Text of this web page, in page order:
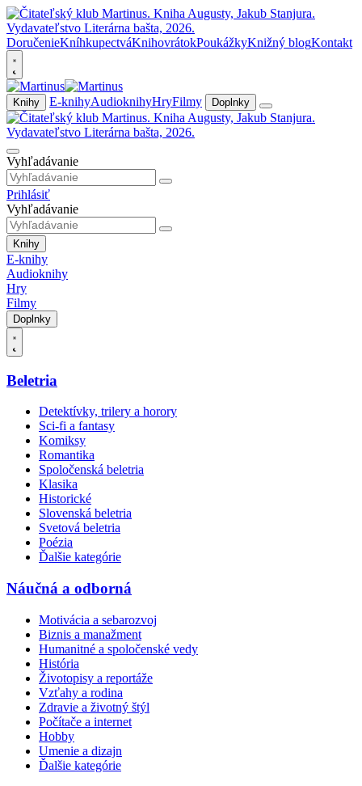
DoručenieKníhkupectváKnihovrátokPoukážkyKnižný blogKontakt
Knihy E-knihyAudioknihyHryFilmy Doplnky
Vyhľadávanie
Prihlásiť
Vyhľadávanie
Knihy
E-knihy
Audioknihy
Hry
Filmy
Doplnky
Beletria
Detektívky, trilery a horory
Sci-fi a fantasy
Komiksy
Romantika
Spoločenská beletria
Klasika
Historické
Slovenská beletria
Svetová beletria
Poézia
Ďalšie kategórie
Náučná a odborná
Motivácia a sebarozvoj
Biznis a manažment
Humanitné a spoločenské vedy
História
Životopisy a reportáže
Vzťahy a rodina
Zdravie a životný štýl
Počítače a internet
Hobby
Umenie a dizajn
Ďalšie kategórie